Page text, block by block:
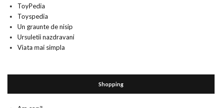
ToyPedia
Toyspedia
Un graunte de nisip
Ursuletii nazdravani
Viata mai simpla
Shopping